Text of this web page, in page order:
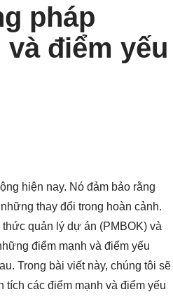
pháp
điểm yếu
hiện nay. Nó đảm bảo rằng
thay đổi trong hoàn cảnh.
quản lý dự án (PMBOK) và
điểm mạnh và điểm yếu
Trong bài viết này, chúng tôi sẽ
các điểm mạnh và điểm yếu